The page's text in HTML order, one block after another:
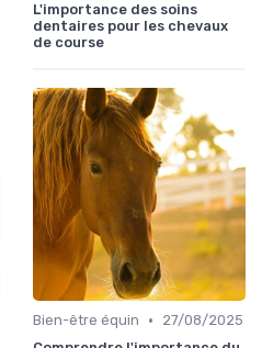
L'importance des soins
dentaires pour les chevaux
de course
Bien-être équin •
27/08/2025